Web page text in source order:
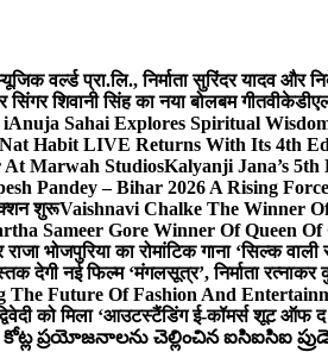
वर्ल्ड प्रा.लि., निर्माता सुरिंदर यादव और
सिंगर शिवानी सिंह का नया बोलबम गीत
iAnuja Sahai Explores Spiritual
Nat Habit LIVE Returns With Its 4th
At Marwah StudiosKalyanji Jana’s
Pandey – Bihar 2026 A Rising
शुरूVaishnavi Chalke The Winner
Sameer Gore Winner Of Queen
भोजपुरिया का रोमांटिक गाना ‘सिल्क
देगी नई फिल्म ‘मंगलसूत्र’, निर्माता रत्नाकर
The Future Of Fashion And
को मिला ‘आउटस्टैंडिंग ई-कॉमर्स शूट ऑफ
ప్రయోజనాలను చెల్లించిన ఐసిఐసిఐ